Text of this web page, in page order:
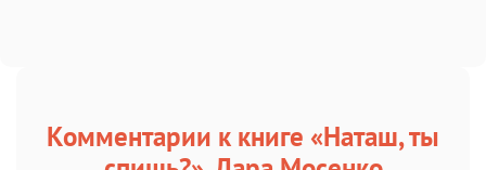
Комментарии к книге «Наташ, ты